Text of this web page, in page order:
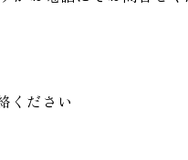
ください